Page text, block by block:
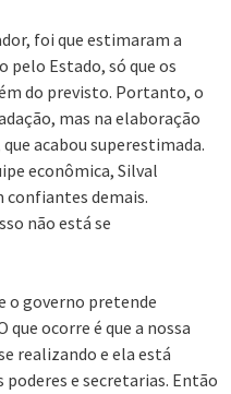
foi que estimaram a
pelo Estado, só que os
do previsto. Portanto, o
mas na elaboração
acabou superestimada.
econômica, Silval
confiantes demais.
não está se
o governo pretende
que ocorre é que a nossa
realizando e ela está
e secretarias. Então